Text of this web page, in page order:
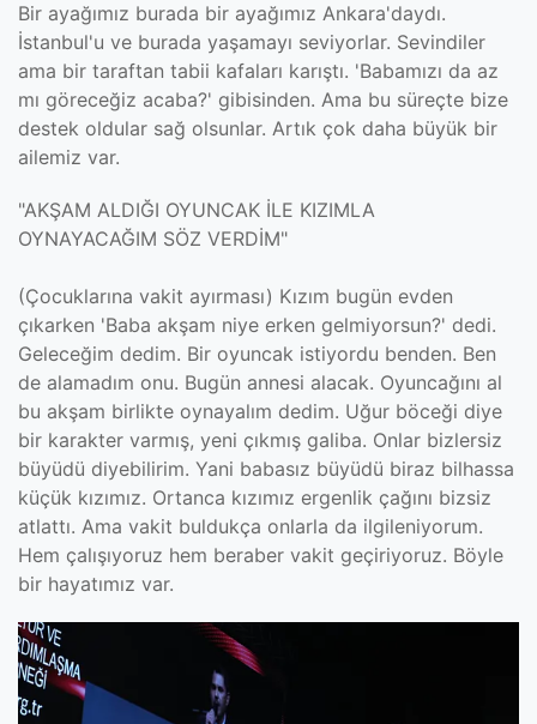
Bir ayağımız burada bir ayağımız Ankara'daydı.
İstanbul'u ve burada yaşamayı seviyorlar. Sevindiler
ama bir taraftan tabii kafaları karıştı. 'Babamızı da az
mı göreceğiz acaba?' gibisinden. Ama bu süreçte bize
destek oldular sağ olsunlar. Artık çok daha büyük bir
ailemiz var.
"AKŞAM ALDIĞI OYUNCAK İLE KIZIMLA
OYNAYACAĞIM SÖZ VERDİM"
(Çocuklarına vakit ayırması) Kızım bugün evden
çıkarken 'Baba akşam niye erken gelmiyorsun?' dedi.
Geleceğim dedim. Bir oyuncak istiyordu benden. Ben
de alamadım onu. Bugün annesi alacak. Oyuncağını al
bu akşam birlikte oynayalım dedim. Uğur böceği diye
bir karakter varmış, yeni çıkmış galiba. Onlar bizlersiz
büyüdü diyebilirim. Yani babasız büyüdü biraz bilhassa
küçük kızımız. Ortanca kızımız ergenlik çağını bizsiz
atlattı. Ama vakit buldukça onlarla da ilgileniyorum.
Hem çalışıyoruz hem beraber vakit geçiriyoruz. Böyle
bir hayatımız var.